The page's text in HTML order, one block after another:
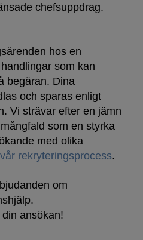
chefsuppdrag.
hos en
som kan
begäran. Dina
och sparas enligt
Vi strävar efter en jämn
som en styrka
med olika
vår rekryteringsprocess.
om
ansökan!